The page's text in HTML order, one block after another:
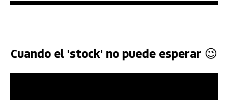
Cuando el 'stock' no puede esperar 😉